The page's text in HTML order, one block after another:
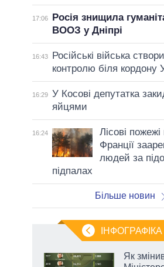
17:06
Росія знищила
ВООЗ у Дніпрі
16:43
Російські війська
контролю біля кордону
16:29 У Косові депутатка
яйцями
16:24
Лісові
Франції
людей за
підпалах
Більше новин
ІНФОГРАФІКА
Як